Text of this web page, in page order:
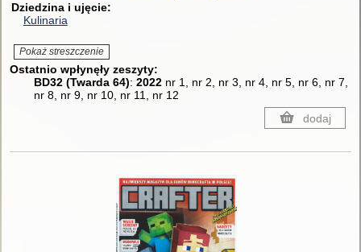
Dziedzina i ujęcie
Kulinaria
Pokaż streszczenie
Ostatnio wpłynęły zeszyty:
BD32 (Twarda 64): 2022nr 1, nr 2, nr 3, nr 4, nr 5, nr 6, nr 7,
nr 8, nr 9, nr 10, nr 11, nr 12
dodaj